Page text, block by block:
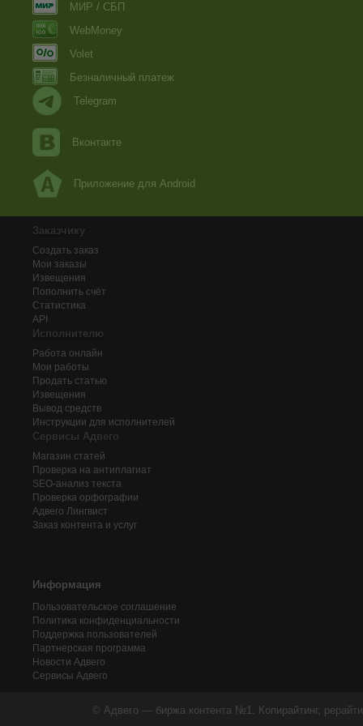
МИР / СБП
WebMoney
Volet
Безналичный платеж
Telegram
Вконтакте
Приложение для Android
Заказчику
Создать заказ
Мои заказы
Извещения
Пополнить счёт
Статистика
API
Исполнителю
Работа онлайн
Мои работы
Продать статью
Извещения
Вывод средств
Инструкции для исполнителей
Сервисы Адвего
Магазин статей
Проверка на антиплагиат
SEO-анализ текста
Проверка орфографии
Адвего Лингвист
Заказ контента и услуг
Информация
Пользовательское соглашение
Политика конфиденциальности
Поддержка пользователей
Партнерская программа
Новости Адвего
Сервисы Адвего
© Адвего — биржа контента №1. Копирайтинг,